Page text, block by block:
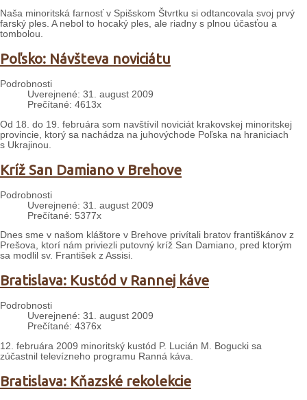
Naša minoritská farnosť v Spišskom Štvrtku si odtancovala svoj prvý
farský ples. A nebol to hocaký ples, ale riadny s plnou účasťou a
tombolou.
Poľsko: Návšteva noviciátu
Podrobnosti
Uverejnené: 31. august 2009
Prečítané: 4613x
Od 18. do 19. februára som navštívil noviciát krakovskej minoritskej
provincie, ktorý sa nachádza na juhovýchode Poľska na hraniciach
s Ukrajinou.
Kríž San Damiano v Brehove
Podrobnosti
Uverejnené: 31. august 2009
Prečítané: 5377x
Dnes sme v našom kláštore v Brehove privítali bratov františkánov z
Prešova, ktorí nám priviezli putovný kríž San Damiano, pred ktorým
sa modlil sv. František z Assisi.
Bratislava: Kustód v Rannej káve
Podrobnosti
Uverejnené: 31. august 2009
Prečítané: 4376x
12. februára 2009 minoritský kustód P. Lucián M. Bogucki sa
zúčastnil televízneho programu Ranná káva.
Bratislava: Kňazské rekolekcie